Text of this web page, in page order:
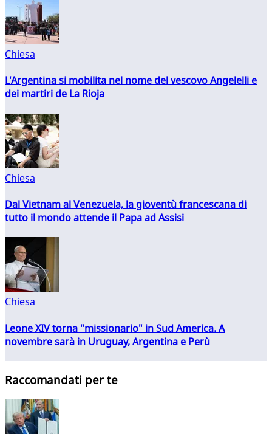
Chiesa
L'Argentina si mobilita nel nome del vescovo Angelelli e
dei martiri de La Rioja
Chiesa
Dal Vietnam al Venezuela, la gioventù francescana di
tutto il mondo attende il Papa ad Assisi
Chiesa
Leone XIV torna "missionario" in Sud America. A
novembre sarà in Uruguay, Argentina e Perù
Raccomandati per te